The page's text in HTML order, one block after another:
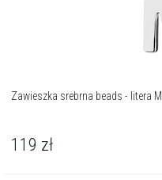
Zawieszka srebrna beads - litera M
119 zł